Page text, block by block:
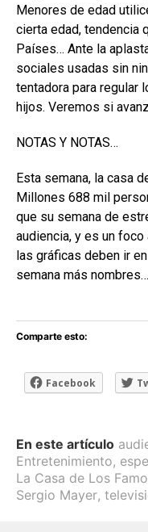
Menores de edad
cierta edad, tendencia
Países… Ante la
sociales usadas sin
tentadora para regular
hijos. Veremos si
NOTAS Y NOTAS…
Esta semana, la casa
Millones 688 mil
que su semana de
audiencia, y es un
las gráficas deben ir
semana más nombres…
Comparte esto:
Facebook
En este artículo
Entretenimiento,
La Casa de Los
Sergio Mayer,